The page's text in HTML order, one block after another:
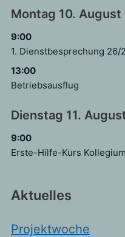
Montag 10. August
9:00
1. Dienstbesprechung 26/
13:00
Betriebsausflug
Dienstag 11.
9:00
Erste-Hilfe-Kurs Kollegium
Aktuelles
Projektwoche